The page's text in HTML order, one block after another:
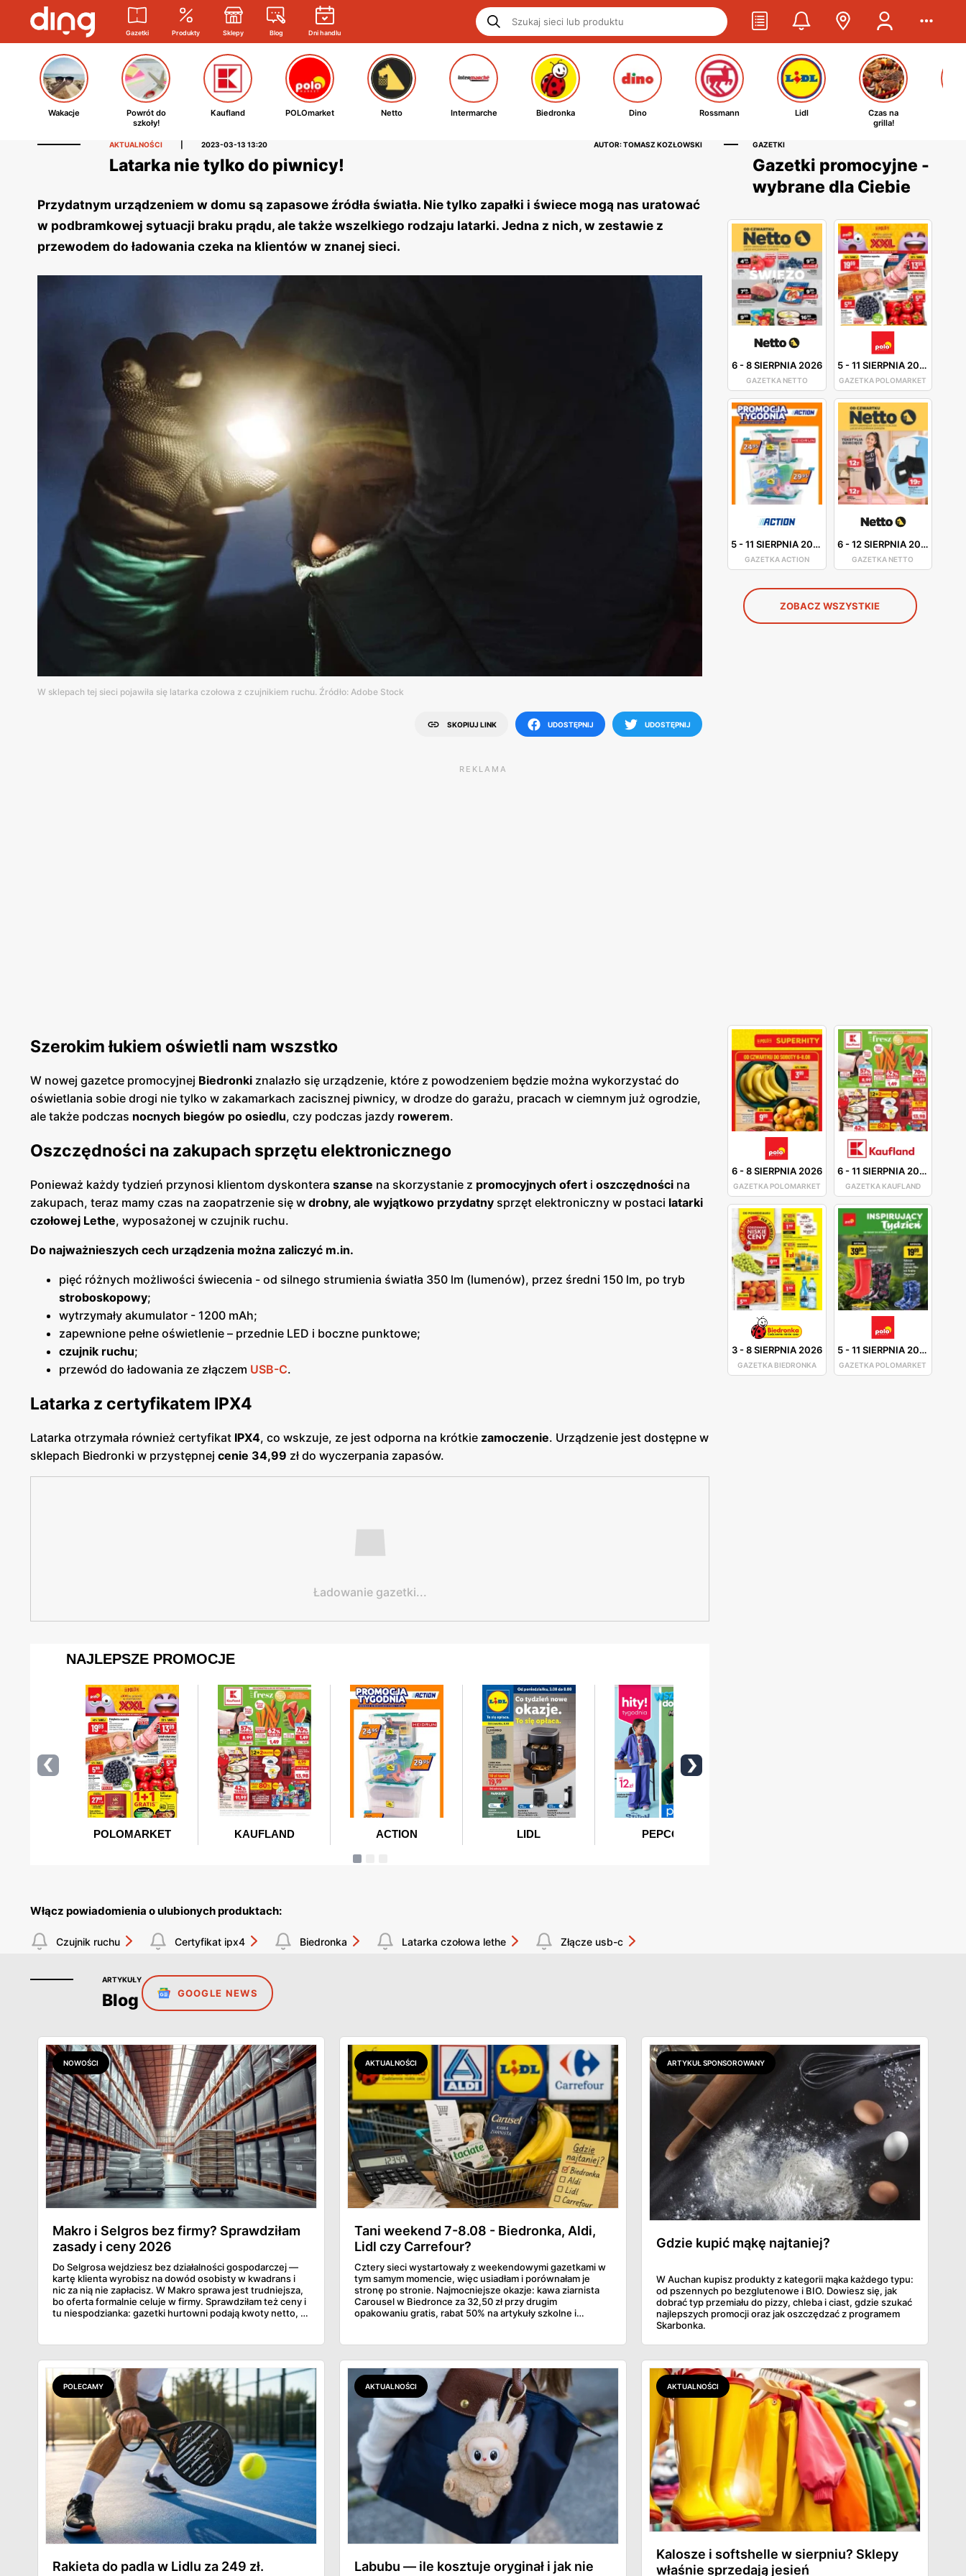
Gazetki Produkty Sklepy Blog Dni handlu
Wakacje
Powrót do
szkoły!
Kaufland POLOmarket Netto Intermarche Biedronka Dino Rossmann Lidl
Czas na
grilla!
AKTUALNOŚCI 2023-03-13 13:20 AUTOR: TOMASZ KOZŁOWSKI
Latarka nie tylko do piwnicy!
Przydatnym urządzeniem w domu są zapasowe źródła światła. Nie tylko zapałki i świece mogą nas uratować
w podbramkowej sytuacji braku prądu, ale także wszelkiego rodzaju latarki. Jedna z nich, w zestawie z
przewodem do ładowania czeka na klientów w znanej sieci.
W sklepach tej sieci pojawiła się latarka czołowa z czujnikiem ruchu. Źródło: Adobe Stock
SKOPIUJ LINK UDOSTĘPNIJ UDOSTĘPNIJ
GAZETKI
Gazetki promocyjne -
wybrane dla Ciebie
6-8 SIERPNIA 2026
GAZETKA NETTO
5-11 SIERPNIA 2026
GAZETKA POLOMARKET
5-11 SIERPNIA 2026
GAZETKA ACTION
6-12 SIERPNIA 2026
GAZETKA NETTO
ZOBACZ WSZYSTKIE
6-8 SIERPNIA 2026
GAZETKA POLOMARKET
6-11 SIERPNIA 2026
GAZETKA KAUFLAND
3-8 SIERPNIA 2026
GAZETKA BIEDRONKA
5-11 SIERPNIA 2026
GAZETKA POLOMARKET
REKLAMA
Szerokim łukiem oświetli nam wszstko
W nowej gazetce promocyjnej Biedronki znalazło się urządzenie, które z powodzeniem będzie można wykorzystać do
oświetlania sobie drogi nie tylko w zakamarkach zacisznej piwnicy, w drodze do garażu, pracach w ciemnym już ogrodzie,
ale także podczas nocnych biegów po osiedlu, czy podczas jazdy rowerem.
Oszczędności na zakupach sprzętu elektronicznego
Ponieważ każdy tydzień przynosi klientom dyskontera szanse na skorzystanie z promocyjnych ofert i oszczędności na
zakupach, teraz mamy czas na zaopatrzenie się w drobny, ale wyjątkowo przydatny sprzęt elektroniczny w postaci latarki
czołowej Lethe, wyposażonej w czujnik ruchu.
Do najważnieszych cech urządzenia można zaliczyć m.in.
pięć różnych możliwości świecenia - od silnego strumienia światła 350 lm (lumenów), przez średni 150 lm, po tryb
stroboskopowy;
wytrzymały akumulator - 1200 mAh;
zapewnione pełne oświetlenie – przednie LED i boczne punktowe;
czujnik ruchu;
przewód do ładowania ze złączem USB-C.
Latarka z certyfikatem IPX4
Latarka otrzymała również certyfikat IPX4, co wskzuje, ze jest odporna na krótkie zamoczenie. Urządzenie jest dostępne w
sklepach Biedronki w przystępnej cenie 34,99 zł do wyczerpania zapasów.
Ładowanie gazetki...
Włącz powiadomienia o ulubionych produktach:
Czujnik ruchu Certyfikat ipx4 Biedronka Latarka czołowa lethe Złącze usb-c
ARTYKUŁY
Blog GOOGLE NEWS
NOWOŚCI
Makro i Selgros bez firmy? Sprawdziłam
zasady i ceny 2026
Do Selgrosa wejdziesz bez działalności gospodarczej —
kartę klienta wyrobisz na dowód osobisty w kwadrans i
nic za nią nie zapłacisz. W Makro sprawa jest trudniejsza,
bo oferta formalnie celuje w firmy. Sprawdziłam też ceny i
tu niespodzianka: gazetki hurtowni podają kwoty netto, a
Makro ponad dwa razy więcej niż w weekendowej
promocji dyskontu.
AKTUALNOŚCI
Tani weekend 7-8.08 - Biedronka, Aldi,
Lidl czy Carrefour?
Cztery sieci wystartowały z weekendowymi gazetkami w
tym samym momencie, więc usiadłam i porównałam je
stronę po stronie. Najmocniejsze okazje: kawa ziarnista
Carousel w Biedronce za 32,50 zł przy drugim
opakowaniu gratis, rabat 50% na artykuły szkolne i
odpowiada masłem za 2,99 zł. Werdykt w skrócie:
najwięcej wyciśniesz z Biedronki, po świeże warzywa jedź
do Aldi.
ARTYKUŁ SPONSOROWANY
Gdzie kupić mąkę najtaniej?
W Auchan kupisz produkty z kategorii mąka każdego typu:
od pszennych po bezglutenowe i BIO. Dowiesz się, jak
dobrać typ przemiału do pizzy, chleba i ciast, gdzie szukać
najlepszych promocji oraz jak oszczędzać z programem
Skarbonka.
POLECAMY
Rakieta do padla w Lidlu za 249 zł.
AKTUALNOŚCI
Labubu — ile kosztuje oryginał i jak nie
AKTUALNOŚCI
Kalosze i softshelle w sierpniu? Sklepy
właśnie sprzedają jesień